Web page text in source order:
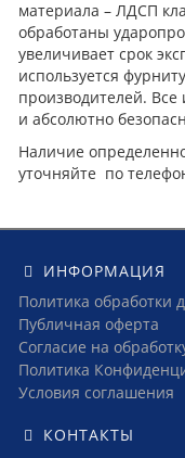
материала – ЛДСП
обработаны
увеличивает срок
используется
производителей.
и абсолютно
Наличие
уточняйте по
ИНФОРМАЦИЯ
Политика обработки
Публичная оферта
Согласие на
Политика
Условия соглашения
КОНТАКТЫ